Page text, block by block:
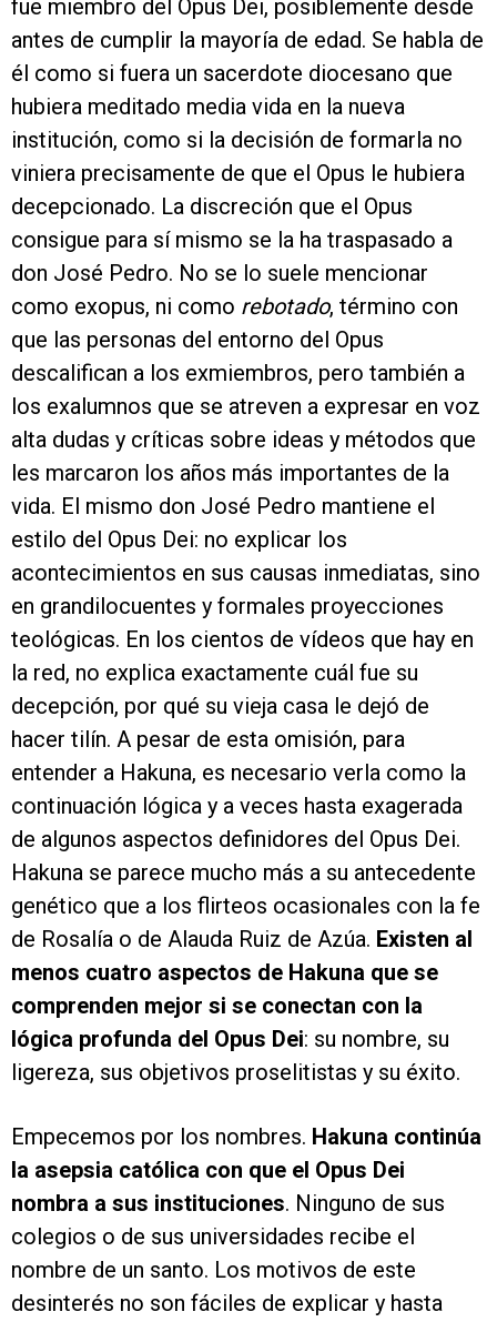
fue miembro del Opus Dei, posiblemente desde
antes de cumplir la mayoría de edad. Se habla de
él como si fuera un sacerdote diocesano que
hubiera meditado media vida en la nueva
institución, como si la decisión de formarla no
viniera precisamente de que el Opus le hubiera
decepcionado. La discreción que el Opus
consigue para sí mismo se la ha traspasado a
don José Pedro. No se lo suele mencionar
como exopus, ni como rebotado, término con
que las personas del entorno del Opus
descalifican a los exmiembros, pero también a
los exalumnos que se atreven a expresar en voz
alta dudas y críticas sobre ideas y métodos que
les marcaron los años más importantes de la
vida. El mismo don José Pedro mantiene el
estilo del Opus Dei: no explicar los
acontecimientos en sus causas inmediatas, sino
en grandilocuentes y formales proyecciones
teológicas. En los cientos de vídeos que hay en
la red, no explica exactamente cuál fue su
decepción, por qué su vieja casa le dejó de
hacer tilín. A pesar de esta omisión, para
entender a Hakuna, es necesario verla como la
continuación lógica y a veces hasta exagerada
de algunos aspectos definidores del Opus Dei.
Hakuna se parece mucho más a su antecedente
genético que a los flirteos ocasionales con la fe
de Rosalía o de Alauda Ruiz de Azúa. Existen al
menos cuatro aspectos de Hakuna que se
comprenden mejor si se conectan con la
lógica profunda del Opus Dei: su nombre, su
ligereza, sus objetivos proselitistas y su éxito.
Empecemos por los nombres. Hakuna continúa
la asepsia católica con que el Opus Dei
nombra a sus instituciones. Ninguno de sus
colegios o de sus universidades recibe el
nombre de un santo. Los motivos de este
desinterés no son fáciles de explicar y hasta